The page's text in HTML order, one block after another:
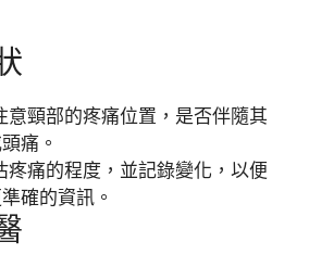
意頸部的疼痛位置，是否伴隨其
痛。
疼痛的程度，並記錄變化，以便
確的資訊。